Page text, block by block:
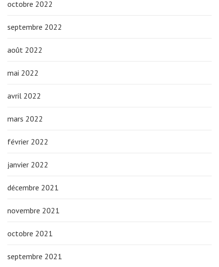
octobre 2022
septembre 2022
août 2022
mai 2022
avril 2022
mars 2022
février 2022
janvier 2022
décembre 2021
novembre 2021
octobre 2021
septembre 2021